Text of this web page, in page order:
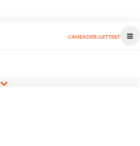
CAHEADER.GETTEST